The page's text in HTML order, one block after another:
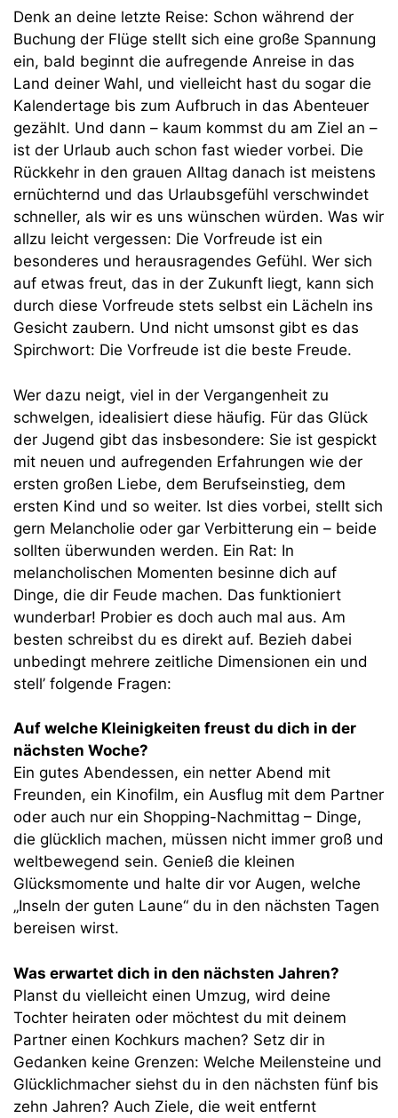
Denk an deine letzte Reise: Schon während der
Buchung der Flüge stellt sich eine große Spannung
ein, bald beginnt die aufregende Anreise in das
Land deiner Wahl, und vielleicht hast du sogar die
Kalendertage bis zum Aufbruch in das Abenteuer
gezählt. Und dann – kaum kommst du am Ziel an –
ist der Urlaub auch schon fast wieder vorbei. Die
Rückkehr in den grauen Alltag danach ist meistens
ernüchternd und das Urlaubsgefühl verschwindet
schneller, als wir es uns wünschen würden. Was wir
allzu leicht vergessen: Die Vorfreude ist ein
besonderes und herausragendes Gefühl. Wer sich
auf etwas freut, das in der Zukunft liegt, kann sich
durch diese Vorfreude stets selbst ein Lächeln ins
Gesicht zaubern. Und nicht umsonst gibt es das
Spirchwort: Die Vorfreude ist die beste Freude.
Wer dazu neigt, viel in der Vergangenheit zu
schwelgen, idealisiert diese häufig. Für das Glück
der Jugend gibt das insbesondere: Sie ist gespickt
mit neuen und aufregenden Erfahrungen wie der
ersten großen Liebe, dem Berufseinstieg, dem
ersten Kind und so weiter. Ist dies vorbei, stellt sich
gern Melancholie oder gar Verbitterung ein – beide
sollten überwunden werden. Ein Rat: In
melancholischen Momenten besinne dich auf
Dinge, die dir Feude machen. Das funktioniert
wunderbar! Probier es doch auch mal aus. Am
besten schreibst du es direkt auf. Bezieh dabei
unbedingt mehrere zeitliche Dimensionen ein und
stell’ folgende Fragen:
Auf welche Kleinigkeiten freust du dich in der
nächsten Woche?
Ein gutes Abendessen, ein netter Abend mit
Freunden, ein Kinofilm, ein Ausflug mit dem Partner
oder auch nur ein Shopping-Nachmittag – Dinge,
die glücklich machen, müssen nicht immer groß und
weltbewegend sein. Genieß die kleinen
Glücksmomente und halte dir vor Augen, welche
„Inseln der guten Laune“ du in den nächsten Tagen
bereisen wirst.
Was erwartet dich in den nächsten Jahren?
Planst du vielleicht einen Umzug, wird deine
Tochter heiraten oder möchtest du mit deinem
Partner einen Kochkurs machen? Setz dir in
Gedanken keine Grenzen: Welche Meilensteine und
Glücklichmacher siehst du in den nächsten fünf bis
zehn Jahren? Auch Ziele, die weit entfernt